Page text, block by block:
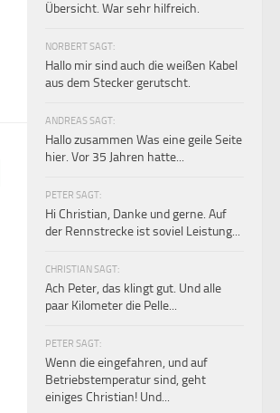
Übersicht. War sehr hilfreich.
NORBERT SAGT:
Hallo mir sind auch die weißen Kabel
aus dem Stecker gerutscht.
ANDREAS SAGT:
Hallo zusammen Was eine geile Seite
hier. Vor 35 Jahren hatte...
PETER SAGT:
Hi Christian, Danke und gerne. Auf
der Rennstrecke ist soviel Leistung...
CHRISTIAN SAGT:
Ach Peter, das klingt gut. Und alle
paar Kilometer die Pelle...
PETER SAGT:
Wenn die eingefahren, und auf
Betriebstemperatur sind, geht
einiges Christian! Und...